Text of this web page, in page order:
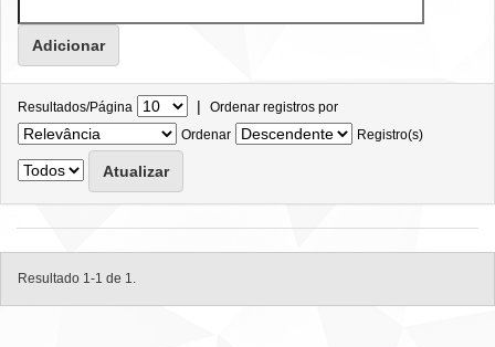
Resultados/Página | Ordenar registros por
Ordenar
Registro(s)
Resultado 1-1 de 1.